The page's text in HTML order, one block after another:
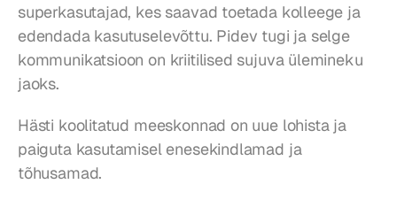
superkasutajad, kes saavad toetada kolleege ja
edendada kasutuselevõttu. Pidev tugi ja selge
kommunikatsioon on kriitilised sujuva ülemineku
jaoks.
Hästi koolitatud meeskonnad on uue lohista ja
paiguta kasutamisel enesekindlamad ja
tõhusamad.